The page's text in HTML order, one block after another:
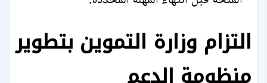
التزام وزارة التموين بتطوير